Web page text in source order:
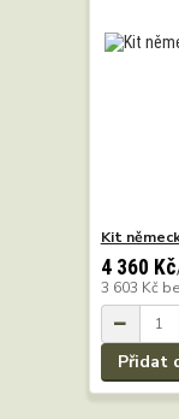
Kit
4 360 Kč
3 603 Kč
Přidat